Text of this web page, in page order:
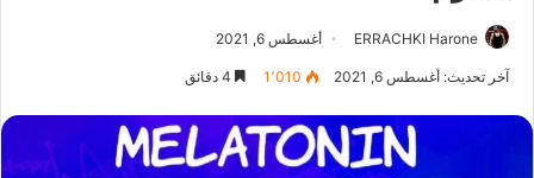
ERRACHKI Harone أغسطس 6, 2021
آخر تحديث: أغسطس 6, 2021 1٬010